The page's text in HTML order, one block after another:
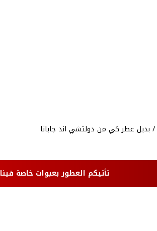
بديل عطر كي من دولتشي اند جابانا
تأتيكم العطور بعبوات خاصة فينا